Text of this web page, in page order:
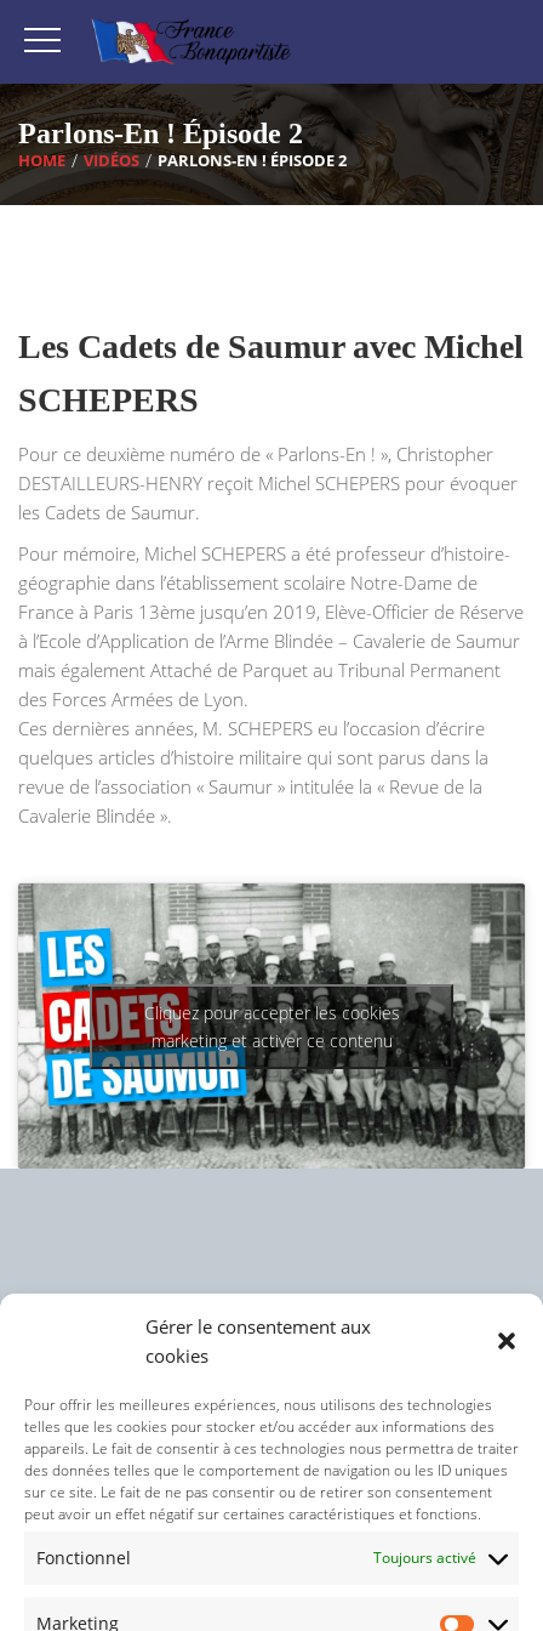
Gérer le consentement aux
cookies
Pour offrir les meilleures expériences, nous utilisons des technologies
telles que les cookies pour stocker et/ou accéder aux informations des
appareils. Le fait de consentir à ces technologies nous permettra de traiter
des données telles que le comportement de navigation ou les ID uniques
sur ce site. Le fait de ne pas consentir ou de retirer son consentement
peut avoir un effet négatif sur certaines caractéristiques et fonctions.
Fonctionnel Toujours activé
Marketing
Parlons-En ! Épisode 2
HOME VIDÉOS PARLONS-EN ! ÉPISODE 2
Les Cadets de Saumur avec Michel
SCHEPERS
Pour ce deuxième numéro de « Parlons-En ! », Christopher
DESTAILLEURS-HENRY reçoit Michel SCHEPERS pour évoquer
les Cadets de Saumur.
Pour mémoire, Michel SCHEPERS a été professeur d’histoire-
géographie dans l’établissement scolaire Notre-Dame de
France à Paris 13ème jusqu’en 2019, Elève-Officier de Réserve
à l’Ecole d’Application de l’Arme Blindée – Cavalerie de Saumur
mais également Attaché de Parquet au Tribunal Permanent
des Forces Armées de Lyon.
Ces dernières années, M. SCHEPERS eu l’occasion d’écrire
quelques articles d’histoire militaire qui sont parus dans la
revue de l’association « Saumur » intitulée la « Revue de la
Cavalerie Blindée ».
Cliquez pour accepter les cookies
marketing et activer ce contenu
Politique des cookies (UE)
Politique de confidentialité
Nos réseaux sociaux :